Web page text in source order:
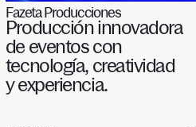
Fazeta Producciones
Produccióninnovadora
de eventoscon
tecnología, creatividad
yexperiencia.